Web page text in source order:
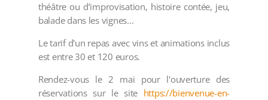
théâtre ou d’improvisation, histoire contée, jeu,
balade dans les vignes…
Le tarif d'un repas avec vins et animations inclus
est entre 30 et 120 euros.
Rendez-vous le 2 mai pour l'ouverture des
réservations sur le site https://bienvenue-en-